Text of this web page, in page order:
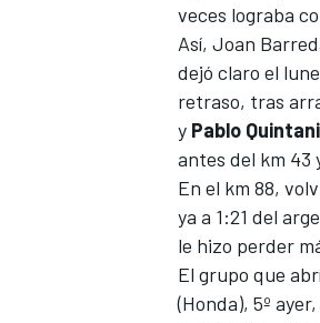
veces lograba
Así, Joan
dejó claro el
retraso, tras
y Pablo
antes del km 43
En el km 88,
ya a 1:21 del
le hizo perder
El grupo que
(Honda), 5º